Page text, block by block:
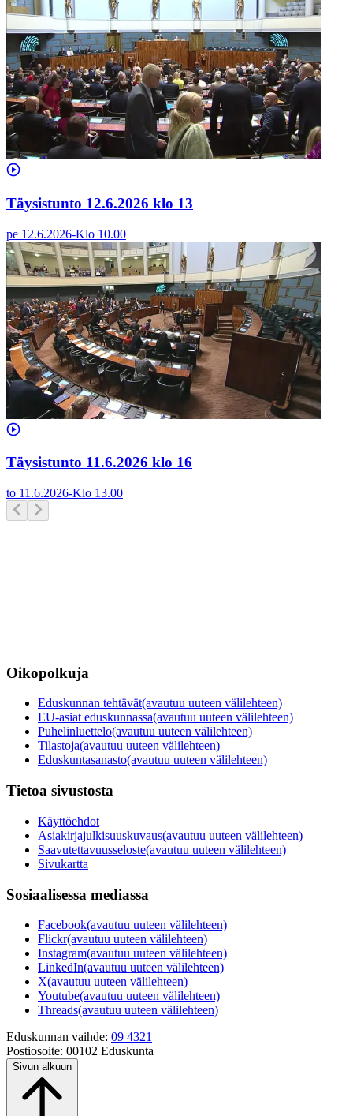
Täysistunto 12.6.2026 klo 13
pe 12.6.2026-Klo 10.00
Täysistunto 11.6.2026 klo 16
to 11.6.2026-Klo 13.00
Oikopolkuja
Eduskunnan tehtävät(avautuu uuteen välilehteen)
EU-asiat eduskunnassa(avautuu uuteen välilehteen)
Puhelinluettelo(avautuu uuteen välilehteen)
Tilastoja(avautuu uuteen välilehteen)
Eduskuntasanasto(avautuu uuteen välilehteen)
Tietoa sivustosta
Käyttöehdot
Asiakirjajulkisuuskuvaus(avautuu uuteen välilehteen)
Saavutettavuusseloste(avautuu uuteen välilehteen)
Sivukartta
Sosiaalisessa mediassa
Facebook(avautuu uuteen välilehteen)
Flickr(avautuu uuteen välilehteen)
Instagram(avautuu uuteen välilehteen)
LinkedIn(avautuu uuteen välilehteen)
X(avautuu uuteen välilehteen)
Youtube(avautuu uuteen välilehteen)
Threads(avautuu uuteen välilehteen)
Eduskunnan vaihde: 09 4321
Postiosoite: 00102 Eduskunta
Sivun alkuun